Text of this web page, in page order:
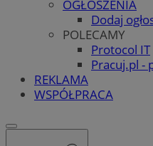
OGŁOSZENIA
Dodaj
POLECAMY
Protocol IT
Pracuj.pl -
REKLAMA
WSPÓŁPRACA